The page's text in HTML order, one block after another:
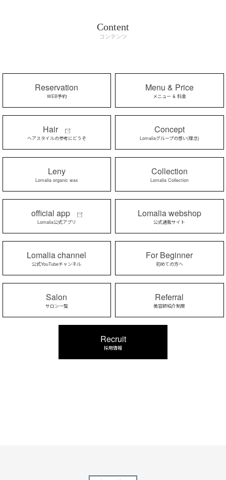
Content
コンテンツ
Reservation
WEB予約
Menu & Price
メニュー & 料金
Hair
ヘアスタイルの参考にどうぞ
Concept
Lomaliaグループの想い(理念)
Leny
Lomalia organic wax
Collection
Lomalia Collection
official app
Lomalia公式アプリ
Lomalia webshop
公式通販サイト
Lomalia channel
公式YouTubeチャンネル
For Beginner
初めての方へ
Salon
サロン一覧
Referral
美容師紹介制度
Recruit
採用情報